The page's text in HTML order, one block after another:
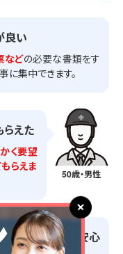
良い
などの必要な書類をす
に集中できます。
50歳・男性
えた
く要望
らえま
なので安定感・安心